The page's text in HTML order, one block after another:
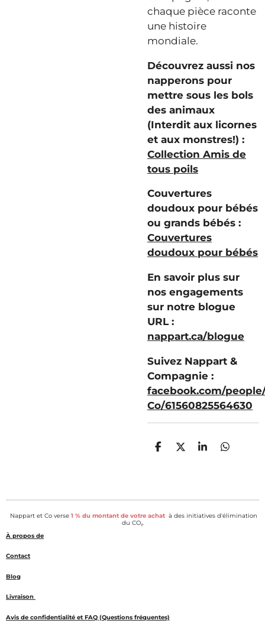
chaque pièce raconte
une histoire
mondiale.
Découvrez aussi nos
napperons pour
mettre sous les bols
des animaux
(Interdit aux licornes
et aux monstres!) :
Collection Amis de
tous poils
Couvertures
doudoux pour bébés
ou grands bébés :
Couvertures
doudoux pour bébés
En savoir plus sur
nos engagements
sur notre blogue
URL :
nappart.ca/blogue
Suivez Nappart &
Compagnie :
facebook.com/
Co/61560825564630
P
g
r
P
g
r
P
g
e
r
P
g
e
r
Nappart et Co verse 1 % du montant de votre achat à des initiatives d'élimination
du CO₂.
À propos de
Contact
Blog
Livraison
Avis de confidentialité et FAQ (Questions fréquentes)